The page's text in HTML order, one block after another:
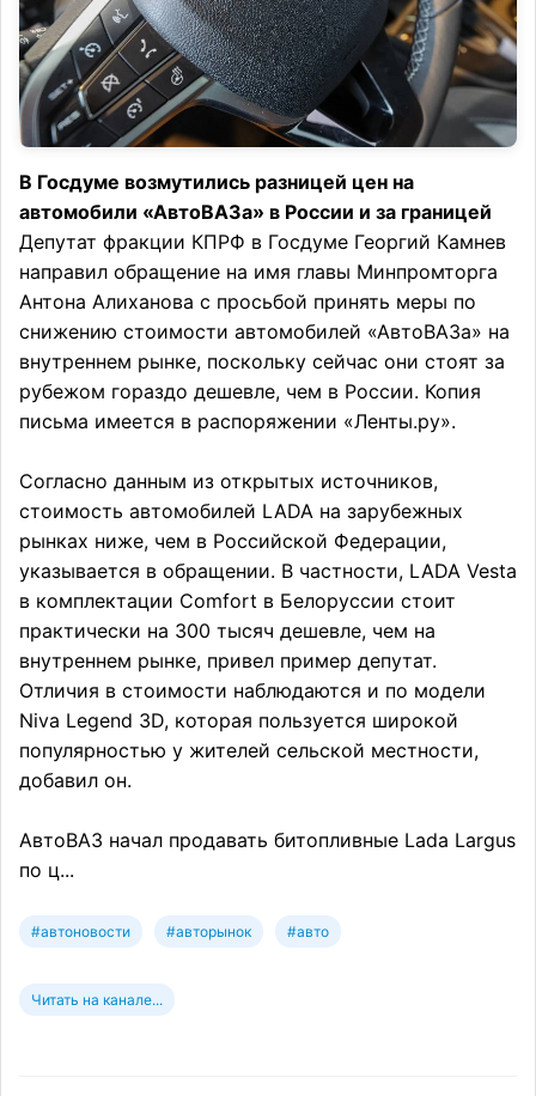
В Госдуме возмутились разницей цен на
автомобили «АвтоВАЗа» в России и за границей
Депутат фракции КПРФ в Госдуме Георгий Камнев
направил обращение на имя главы Минпромторга
Антона Алиханова с просьбой принять меры по
снижению стоимости автомобилей «АвтоВАЗа» на
внутреннем рынке, поскольку сейчас они стоят за
рубежом гораздо дешевле, чем в России. Копия
письма имеется в распоряжении «Ленты.ру».
Согласно данным из открытых источников,
стоимость автомобилей LADA на зарубежных
рынках ниже, чем в Российской Федерации,
указывается в обращении. В частности, LADA Vesta
в комплектации Comfort в Белоруссии стоит
практически на 300 тысяч дешевле, чем на
внутреннем рынке, привел пример депутат.
Отличия в стоимости наблюдаются и по модели
Niva Legend 3D, которая пользуется широкой
популярностью у жителей сельской местности,
добавил он.
АвтоВАЗ начал продавать битопливные Lada Largus
по ц...
#автоновости #авторынок #авто
Читать на канале...